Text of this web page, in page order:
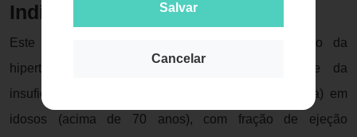
Salvar
Cancelar
Indicação
Este medicamento é indicado para o tratamento da
hipertensão arterial (pressão sanguínea alta) e da
insuficiência cardíaca (alteração da função cardíaca) em
idosos (acima de 70 anos), com fração de ejeção